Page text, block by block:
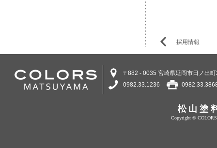
松山塗
〒 882 - 0035 宮崎県延岡市日ノ出
0982.33.1236
Copyright ©
採用情報